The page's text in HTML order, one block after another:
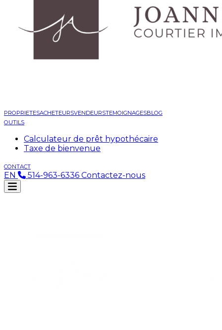
PROPRIETESACHETEURSVENDEURSTEMOIGNAGESBLOG
OUTILS
Calculateur de prêt hypothécaire
Taxe de bienvenue
CONTACT
EN 514-963-6336 Contactez-nous